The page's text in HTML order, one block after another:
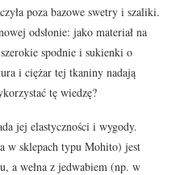
poza bazowe swetry i szaliki.
odsłonie: jako materiał na
spodnie i sukienki o
i ciężar tej tkaniny nadają
tę wiedzę?
jej elastyczności i wygody.
w sklepach typu Mohito) jest
a wełna z jedwabiem (np. w